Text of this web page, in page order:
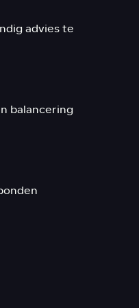
advies te
balancering